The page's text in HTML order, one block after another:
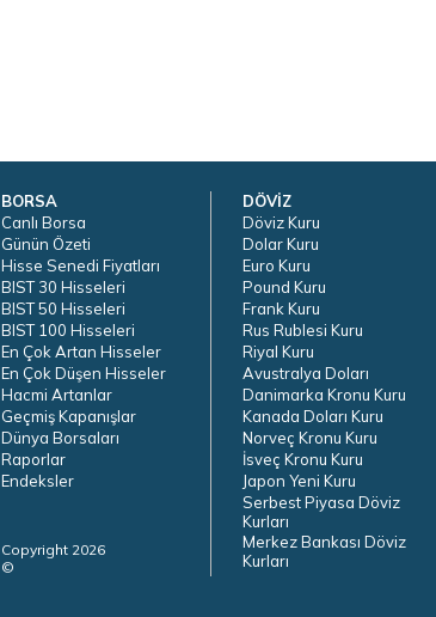
BORSA
Canlı Borsa
Günün Özeti
Hisse Senedi Fiyatları
BIST 30 Hisseleri
BIST 50 Hisseleri
BIST 100 Hisseleri
En Çok Artan Hisseler
En Çok Düşen Hisseler
Hacmi Artanlar
Geçmiş Kapanışlar
Dünya Borsaları
Raporlar
Endeksler
Copyright 2026
©
DÖVİZ
Döviz Kuru
Dolar Kuru
Euro Kuru
Pound Kuru
Frank Kuru
Rus Rublesi Kuru
Riyal Kuru
Avustralya Doları
Danimarka Kronu Kuru
Kanada Doları Kuru
Norveç Kronu Kuru
İsveç Kronu Kuru
Japon Yeni Kuru
Serbest Piyasa Döviz
Kurları
Merkez Bankası Döviz
Kurları